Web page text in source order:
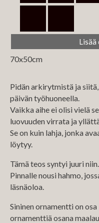
70x50cm
Pidän arkirytmistä ja
päivän työhuoneella.
Vaikka aihe ei olisi vielä
luovuuden virrata ja
Se on kuin lahja, jonka
löytyy.
Tämä teos syntyi juuri niin.
Pinnalle nousi hahmo,
läsnäoloa.
Sininen ornamentti on
ornamenttiä osana